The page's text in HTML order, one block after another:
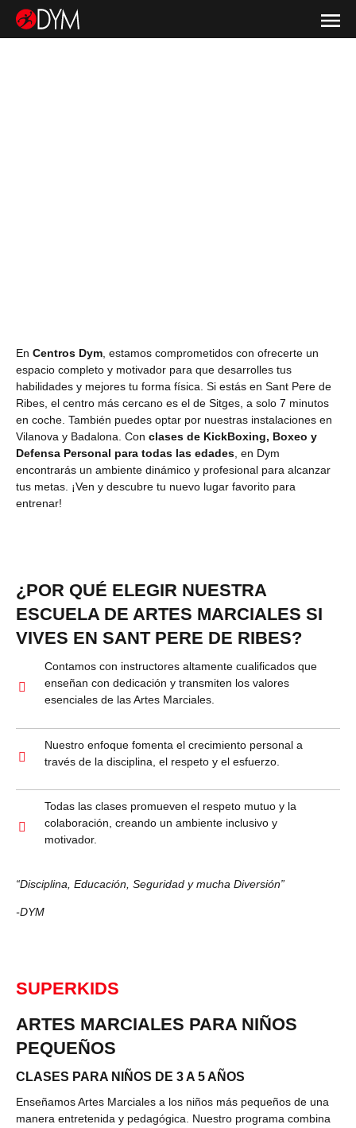
En Centros Dym , estamos comprometidos con ofrecerte un
espacio completo y motivador para que desarrolles tus
habilidades y mejores tu forma física. Si estás en Sant Pere de
Ribes, el centro más cercano es el de Sitges, a solo 7 minutos
en coche. También puedes optar por nuestras instalaciones en
Vilanova y Badalona. Con clases de KickBoxing, Boxeo y
Defensa Personal para todas las edades , en Dym
encontrarás un ambiente dinámico y profesional para alcanzar
tus metas. ¡Ven y descubre tu nuevo lugar favorito para
entrenar!
¿POR QUÉ ELEGIR NUESTRA
ESCUELA DE ARTES MARCIALES SI
VIVES EN SANT PERE DE RIBES?
Contamos con instructores altamente cualificados que
enseñan con dedicación y transmiten los valores
esenciales de las Artes Marciales.
Nuestro enfoque fomenta el crecimiento personal a
través de la disciplina, el respeto y el esfuerzo.
Todas las clases promueven el respeto mutuo y la
colaboración, creando un ambiente inclusivo y
motivador.
“Disciplina, Educación, Seguridad y mucha Diversión”
-DYM
SUPERKIDS
ARTES MARCIALES PARA NIÑOS
PEQUEÑOS
CLASES PARA NIÑOS DE 3 A 5 AÑOS
Enseñamos Artes Marciales a los niños más pequeños de una
manera entretenida y pedagógica. Nuestro programa combina